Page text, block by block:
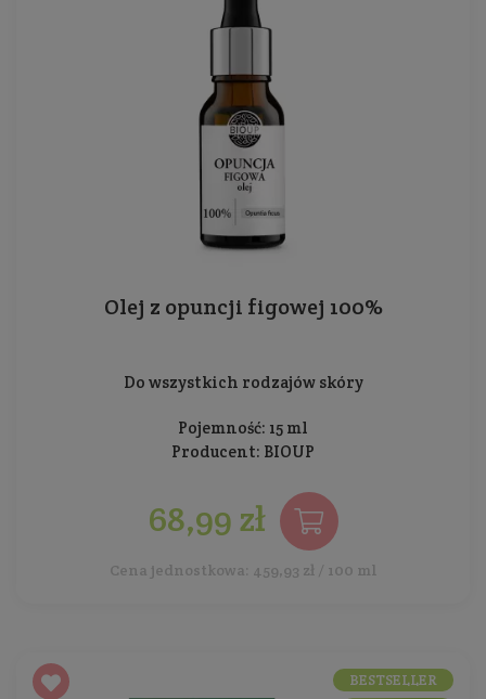
Olej z opuncji figowej 100%
Do wszystkich rodzajów skóry
Pojemność: 15 ml
Producent: BIOUP
68,99 zł
Cena jednostkowa: 459,93 zł / 100 ml
BESTSELLER